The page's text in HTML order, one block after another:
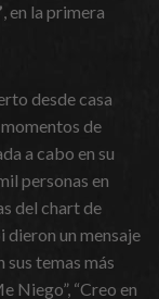
, en la primera
desde casa
de
a cabo en su
personas en
del chart de
dieron un mensaje
temas más
Niego”, “Creo en